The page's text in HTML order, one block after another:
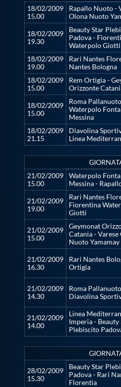
18/02/2009
15.00
Rapallo Nuoto -
Olona Nuoto
18/02/2009
19.30
Beauty Star
Padova -
Waterpolo Giotti
18/02/2009
19.00
Rari Nantes
Nantes Bologna
18/02/2009
15.00
Rem Ortigia -
Orizzonte
18/02/2009
15.00
Roma
Waterpolo
Messina
18/02/2009
21.15
Diavolina
Linea
21/02/2009
15.00
Waterpolo
Messina -
21/02/2009
19.00
Rari Nantes
Fiorentina
Giotti
21/02/2009
15.00
Geymonat
Catania - Varese
Nuoto Yamamay
21/02/2009
16.30
Rari Nantes
Ortigia
21/02/2009
14.30
Roma
Diavolina
21/02/2009
14.00
Linea
Imperia - Beauty
Plebiscito
28/02/2009
15.30
Beauty Star
Padova - Rari
Florentia